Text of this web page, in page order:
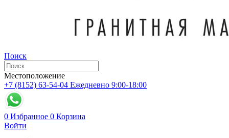
Поиск
Местоположение
+7 (8152) 63-54-04 Ежедневно 9:00-18:00
0 Избранное 0 Корзина
Войти